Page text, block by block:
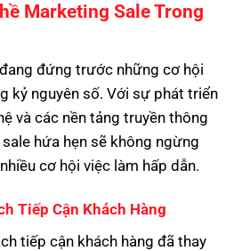
Marketing Sale Trong
đứng trước những cơ hội
kỷ nguyên số. Với sự phát triển
và các nền tảng truyền thông
hứa hẹn sẽ không ngừng
cơ hội việc làm hấp dẫn.
Tiếp Cận Khách Hàng
tiếp cận khách hàng đã thay